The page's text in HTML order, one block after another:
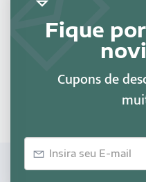
Fique
Cupons de